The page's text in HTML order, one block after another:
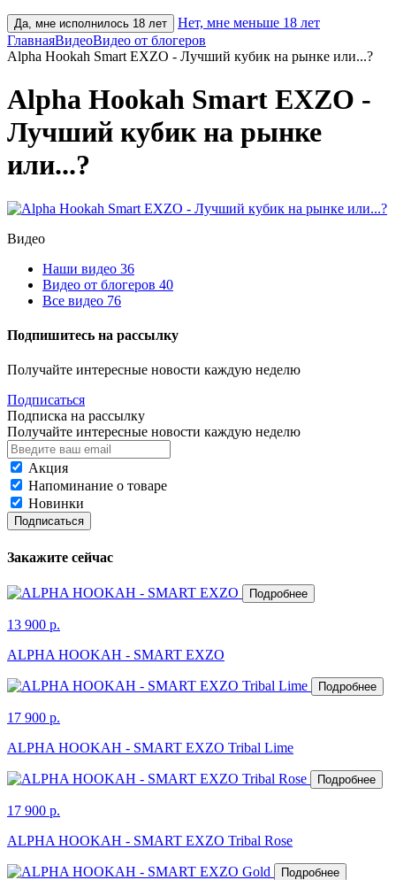
Да, мне исполнилось 18 лет
Нет, мне меньше 18 лет
ГлавнаяВидеоВидео от блогеров
Alpha Hookah Smart EXZO - Лучший кубик на рынке или...?
Alpha Hookah Smart EXZO -
Лучший кубик на рынке
или...?
Видео
Наши видео 36
Видео от блогеров 40
Все видео 76
Подпишитесь на рассылку
Получайте интересные новости каждую неделю
Подписаться
Подписка на рассылку
Получайте интересные новости каждую неделю
Акция
Напоминание о товаре
Новинки
Подписаться
Закажите сейчас
Подробнее
13 900 р.
ALPHA HOOKAH - SMART EXZO
Подробнее
17 900 р.
ALPHA HOOKAH - SMART EXZO Tribal Lime
Подробнее
17 900 р.
ALPHA HOOKAH - SMART EXZO Tribal Rose
Подробнее